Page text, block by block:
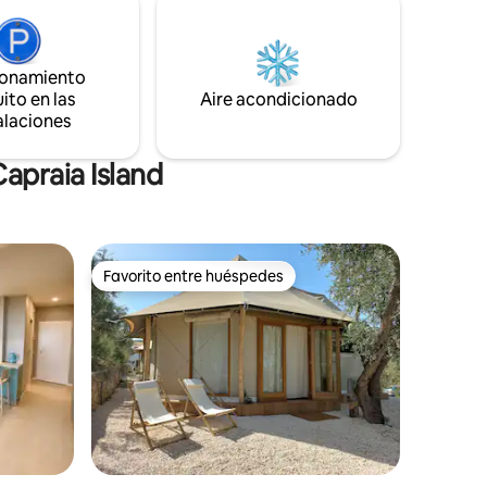
para
en las
Aire acondicionado
Island
Favorito entre huéspedes
Favorito entre huéspedes